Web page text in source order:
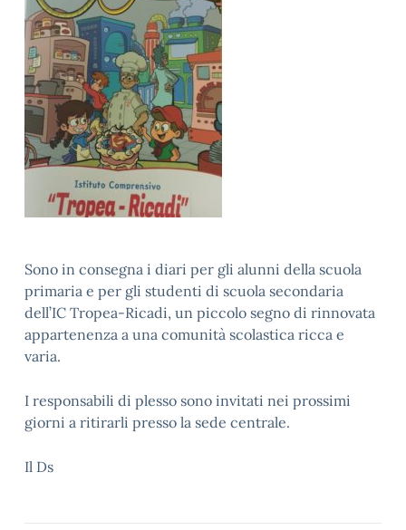
Sono in consegna i diari per gli alunni della scuola
primaria e per gli studenti di scuola secondaria
dell’IC Tropea-Ricadi, un piccolo segno di rinnovata
appartenenza a una comunità scolastica ricca e
varia.
I responsabili di plesso sono invitati nei prossimi
giorni a ritirarli presso la sede centrale.
Il Ds